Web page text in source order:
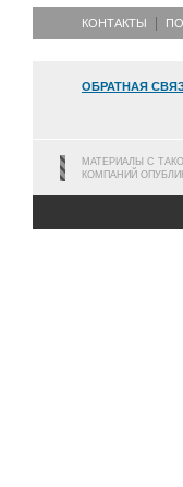
КОНТАКТЫ
ОБРАТНАЯ
МАТЕРИАЛЫ С
КОМПАНИЙ